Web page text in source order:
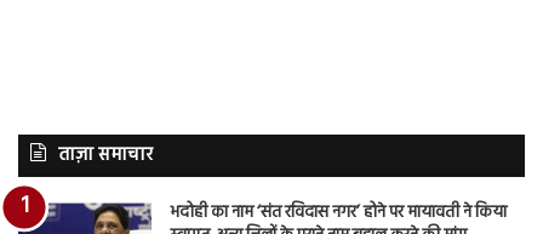
ताज़ा समाचार
भदोही का नाम ‘संत रविदास नगर’ होने पर मायावती ने किया